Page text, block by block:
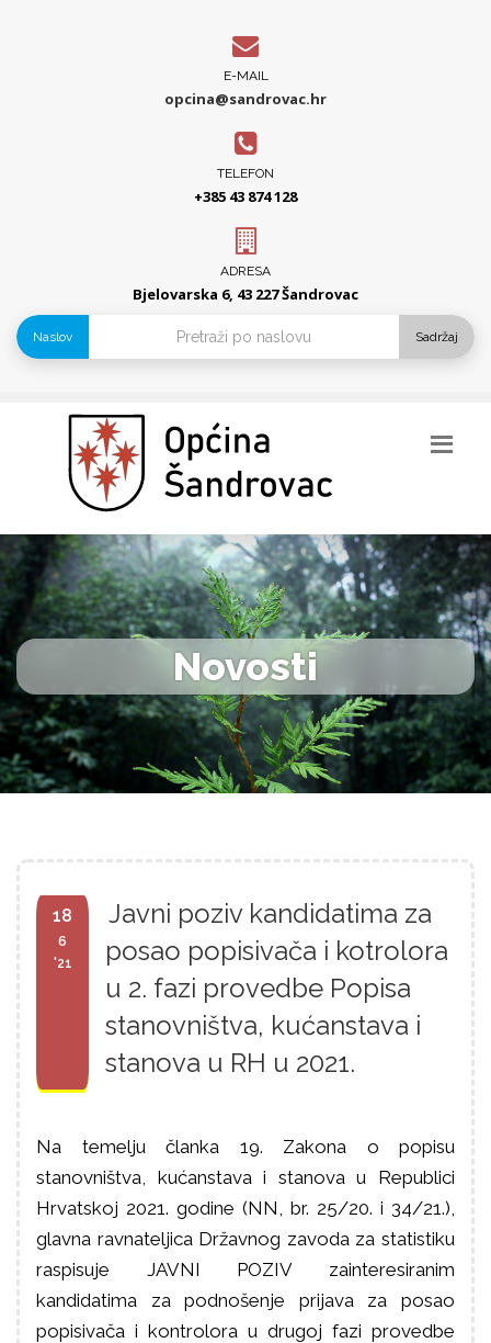
E-MAIL
opcina@sandrovac.hr
TELEFON
+385 43 874 128
ADRESA
Bjelovarska 6, 43 227 Šandrovac
Naslov Sadržaj
Novosti
18
6
'21
Javni poziv kandidatima za
posao popisivača i kotrolora
u 2. fazi provedbe Popisa
stanovništva, kućanstava i
stanova u RH u 2021.
Na temelju članka 19. Zakona o popisu
stanovništva, kućanstava i stanova u Republici
Hrvatskoj 2021. godine (NN, br. 25/20. i 34/21.),
glavna ravnateljica Državnog zavoda za statistiku
raspisuje JAVNI POZIV zainteresiranim
kandidatima za podnošenje prijava za posao
popisivača i kontrolora u drugoj fazi provedbe